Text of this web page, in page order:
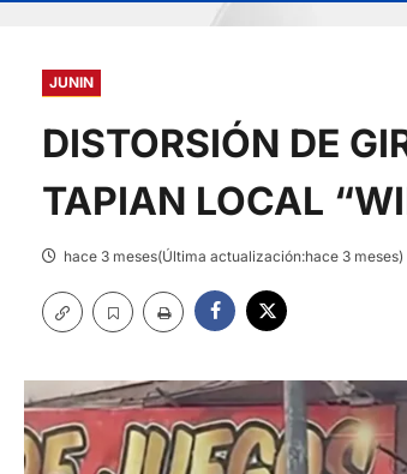
JUNIN
DISTORSIÓN DE
TAPIAN LOCAL
hace 3 meses(Última actualización:hace 3 meses)